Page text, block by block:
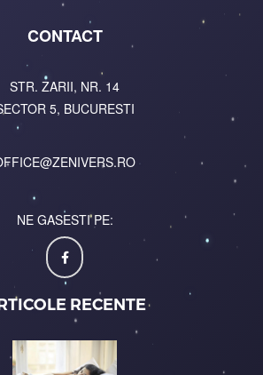
CONTACT
STR. ZARII, NR. 14
5, BUCURESTI
NE GASESTI PE:
RECENTE